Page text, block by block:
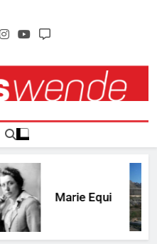
Jetzt!
Marie Equi